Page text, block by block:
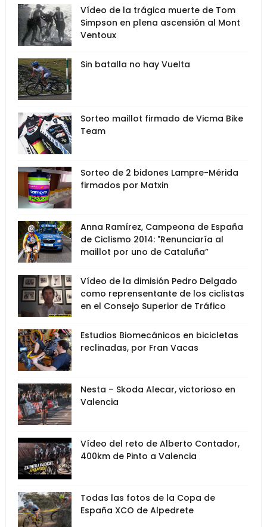
Vídeo de la trágica muerte de Tom
Simpson en plena ascensión al Mont
Ventoux
Sin batalla no hay Vuelta
Sorteo maillot firmado de Vicma Bike
Team
Sorteo de 2 bidones Lampre-Mérida
firmados por Matxin
Anna Ramírez, Campeona de España
de Ciclismo 2014: "Renunciaría al
maillot por uno de Cataluña”
Vídeo de la dimisión Pedro Delgado
como reprensentante de los ciclistas
en el Consejo Superior de Tráfico
Estudios Biomecánicos en bicicletas
reclinadas, por Fran Vacas
Nesta – Skoda Alecar, victorioso en
Valencia
Vídeo del reto de Alberto Contador,
400km de Pinto a Valencia
Todas las fotos de la Copa de
España XCO de Alpedrete